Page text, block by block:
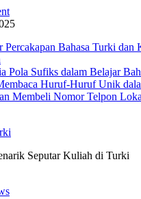
Percakapan Bahasa Turki dan
Pola Sufiks dalam Belajar
Huruf-Huruf Unik
Membeli Nomor Telpon
Seputar Kuliah di Turki